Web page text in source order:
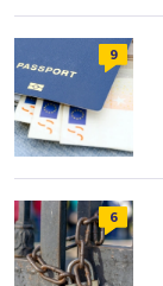
9
6